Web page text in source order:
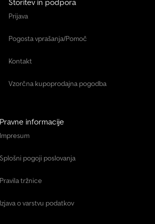
Prijava
Pogosta vprašanja/Pomoč
Kontakt
Vzorčna kupoprodajna pogodba
Pravne informacije
Impresum
Splošni pogoji poslovanja
Pravila tržnice
Izjava o varstvu podatkov